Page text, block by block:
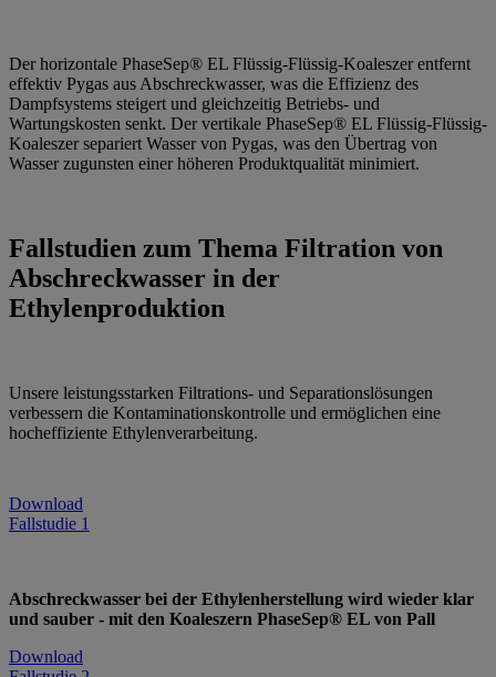
Der horizontale PhaseSep® EL Flüssig-Flüssig-Koaleszer entfernt
effektiv Pygas aus Abschreckwasser, was die Effizienz des
Dampfsystems steigert und gleichzeitig Betriebs- und
Wartungskosten senkt. Der vertikale PhaseSep® EL Flüssig-Flüssig-
Koaleszer separiert Wasser von Pygas, was den Übertrag von
Wasser zugunsten einer höheren Produktqualität minimiert.
Fallstudien zum Thema Filtration von
Abschreckwasser in der
Ethylenproduktion
Unsere leistungsstarken Filtrations- und Separationslösungen
verbessern die Kontaminationskontrolle und ermöglichen eine
hocheffiziente Ethylenverarbeitung.
Download
Fallstudie 1
Abschreckwasser bei der Ethylenherstellung wird wieder klar
und sauber - mit den Koaleszern PhaseSep® EL von Pall
Download